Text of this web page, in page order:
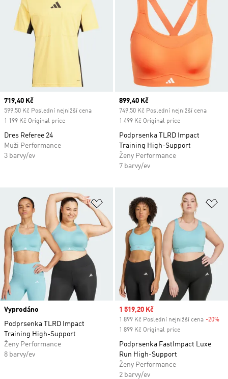
Current price
719,40 Kč
599,50 Kč Poslední nejnižší cena
1 199 Kč Original price
Dres Referee 24
Muži Performance
3 barvy/ev
Current price
899,40 Kč
749,50 Kč Poslední nejnižší cena
1 499 Kč Original price
Podprsenka TLRD Impact
Training High-Support
Ženy Performance
7 barvy/ev
Přidat do seznamu přání
Vyprodáno
Podprsenka TLRD Impact
Training High-Support
Ženy Performance
8 barvy/ev
Sale price
1 519,20 Kč
1 899 Kč Poslední nejnižší cena -20%
1 899 Kč Original price
Podprsenka FastImpact Luxe
Run High-Support
Ženy Performance
2 barvy/ev